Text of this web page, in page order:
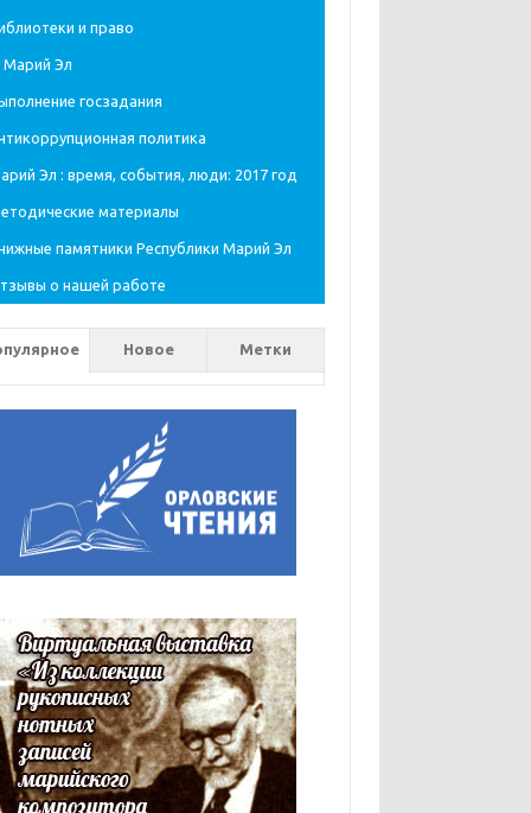
и право
Эл
госзадания
политика
Эл : время, события, люди: 2017 год
материалы
памятники Республики Марий Эл
о нашей работе
Новое Метки